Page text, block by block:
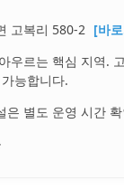
고복리 580-2 [바
우르는 핵심 지역.
능합니다.
은 별도 운영 시간